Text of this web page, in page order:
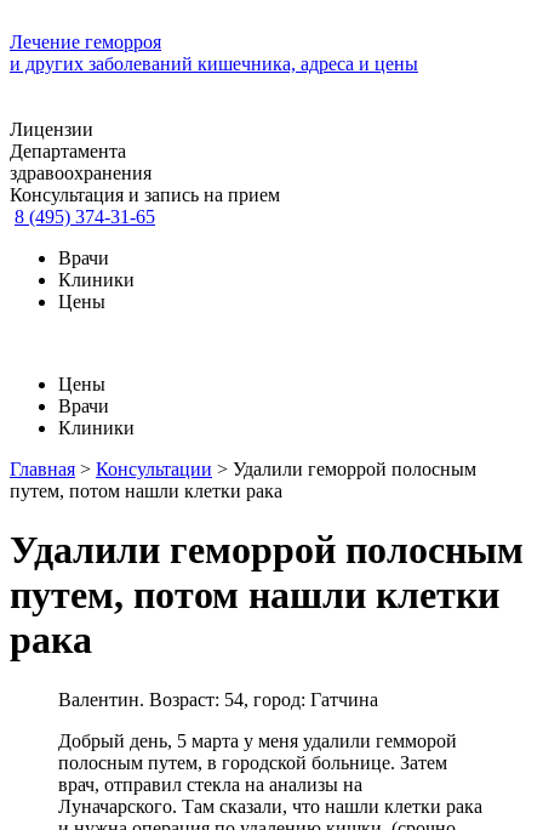
Лечение геморроя
и других заболеваний кишечника, адреса и цены
Лицензии
Департамента
здравоохранения
Консультация и запись на прием
8 (495) 374-31-65
Врачи
Клиники
Цены
Цены
Врачи
Клиники
Главная > Консультации > Удалили геморрой полосным
путем, потом нашли клетки рака
Удалили геморрой полосным
путем, потом нашли клетки
рака
Валентин. Возраст: 54, город: Гатчина
Добрый день, 5 марта у меня удалили гемморой
полосным путем, в городской больнице. Затем
врач, отправил стекла на анализы на
Луначарского. Там сказали, что нашли клетки рака